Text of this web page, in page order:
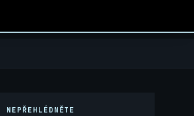
NEPŘEHLÉDNĚTE